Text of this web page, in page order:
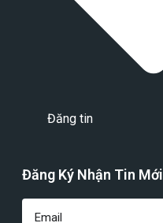
Đăng tin
Đăng Ký Nhận Tin Mới